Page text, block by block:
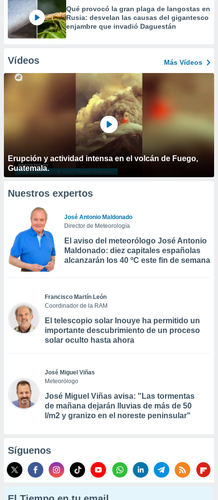
Qué provocó la gran plaga de langostas en
Rusia: desvelan las causas del gigantesco
enjambre que invadió Daguestán
Vídeos Más Vídeos
Erupción y actividad intensa en el volcán de Fuego,
Guatemala.
Nuestros expertos
José Antonio Maldonado
Director de Meteorología
El aviso del meteorólogo José Antonio
Maldonado: diez capitales españolas
alcanzarán los 40 ºC este fin de semana
Francisco Martín León
Coordinador de la RAM
El telescopio solar Inouye ha permitido un
importante descubrimiento de un proceso
solar oculto hasta ahora
José Miguel Viñas
Meteorólogo
José Miguel Viñas avisa: "Las tormentas
de mañana dejarán lluvias de más de 50
l/m2 y granizo en el noreste peninsular"
Síguenos